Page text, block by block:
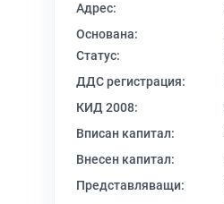
Адрес:
Основана:
Статус:
ДДС регистрация:
КИД 2008:
Вписан капитал:
Внесен капитал:
Представляващи: